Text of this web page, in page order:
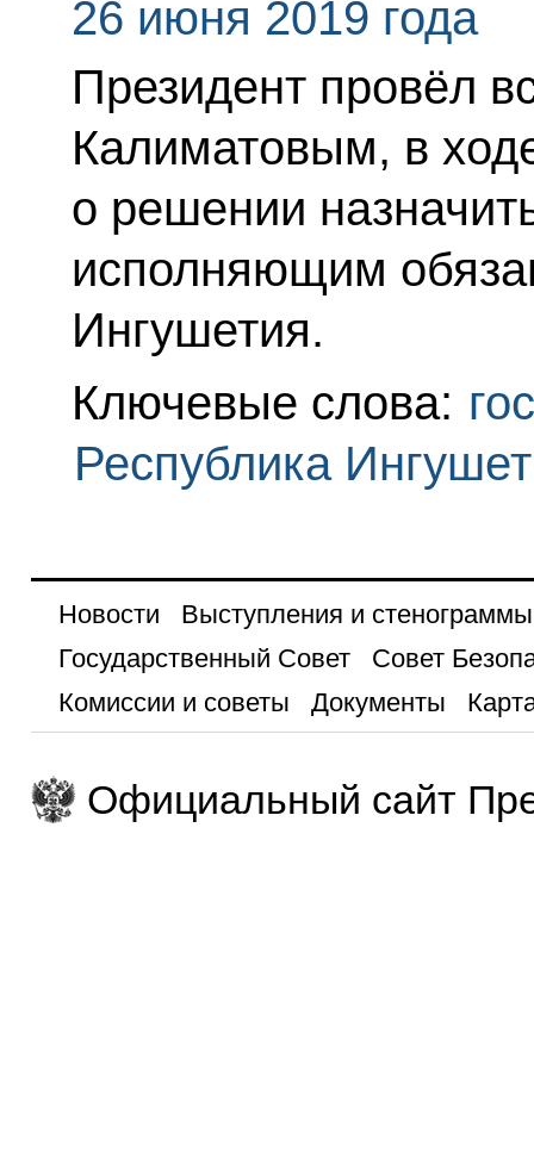
26 июня 2019 года
Президент провёл
Калиматовым, в
о решении
исполняющим
Ингушетия.
Ключевые слова:
Республика
Новости
Выступления и стенограммы
Государственный Совет
Совет
Комиссии и советы
Документы
Официальный сайт